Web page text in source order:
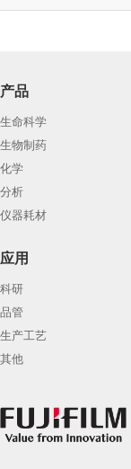
产品
生命科学
生物制药
化学
分析
仪器耗材
应用
科研
品管
生产工艺
其他